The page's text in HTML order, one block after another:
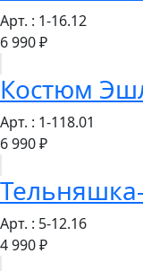
Арт. : 1-16.12
6 990 ₽
Костюм
Арт. : 1-118.01
6 990 ₽
Арт. : 5-12.16
4 990 ₽